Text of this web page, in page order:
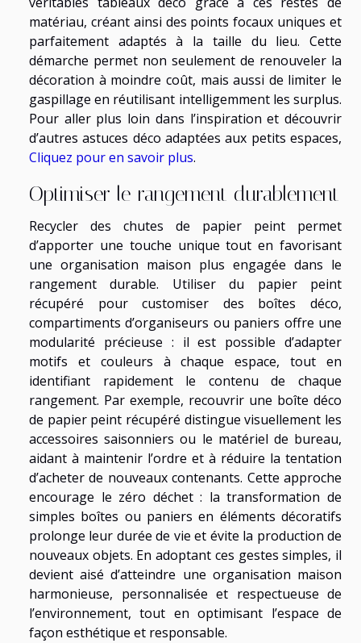
matériau, créant ainsi des points focaux uniques et
parfaitement adaptés à la taille du lieu. Cette
démarche permet non seulement de renouveler la
décoration à moindre coût, mais aussi de limiter le
gaspillage en réutilisant intelligemment les surplus.
Pour aller plus loin dans l’inspiration et découvrir
d’autres astuces déco adaptées aux petits espaces,
Cliquez pour en savoir plus.
Optimiser le rangement durablement
Recycler des chutes de papier peint permet
d’apporter une touche unique tout en favorisant
une organisation maison plus engagée dans le
rangement durable. Utiliser du papier peint
récupéré pour customiser des boîtes déco,
compartiments d’organiseurs ou paniers offre une
modularité précieuse : il est possible d’adapter
motifs et couleurs à chaque espace, tout en
identifiant rapidement le contenu de chaque
rangement. Par exemple, recouvrir une boîte déco
de papier peint récupéré distingue visuellement les
accessoires saisonniers ou le matériel de bureau,
aidant à maintenir l’ordre et à réduire la tentation
d’acheter de nouveaux contenants. Cette approche
encourage le zéro déchet : la transformation de
simples boîtes ou paniers en éléments décoratifs
prolonge leur durée de vie et évite la production de
nouveaux objets. En adoptant ces gestes simples, il
devient aisé d’atteindre une organisation maison
harmonieuse, personnalisée et respectueuse de
l’environnement, tout en optimisant l’espace de
façon esthétique et responsable.